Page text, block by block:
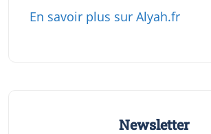
En savoir plus sur Alyah.fr
Newsletter